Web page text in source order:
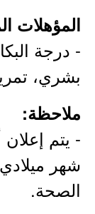
المؤهلات
- درجة
بشري،
ملاحظة:
- يتم
شهر
الصحة.